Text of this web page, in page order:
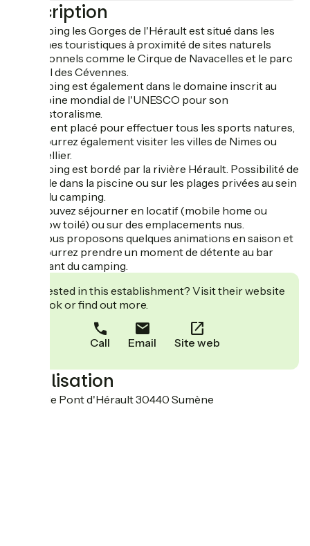
Description
Le camping les Gorges de l'Hérault est situé dans les
Cévennes touristiques à proximité de sites naturels
exceptionnels comme le Cirque de Navacelles et le parc
national des Cévennes.
Le camping est également dans le domaine inscrit au
patrimoine mondial de l'UNESCO pour son
agropastoralisme.
Idéalement placé pour effectuer tous les sports natures,
vous pourrez également visiter les villes de Nimes ou
Montpellier.
Le camping est bordé par la rivière Hérault. Possibilité de
baignade dans la piscine ou sur les plages privées au sein
même du camping.
Vous pouvez séjourner en locatif (mobile home ou
bungalow toilé) ou sur des emplacements nus.
Nous vous proposons quelques animations en saison et
vous pourrez prendre un moment de détente au bar
restaurant du camping.
Interested in this establishment? Visit their website
to book or find out more.
Call Email Site web
Localisation
Route de Pont d'Hérault 30440 Sumène